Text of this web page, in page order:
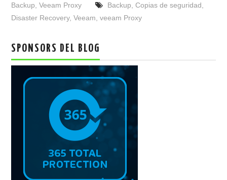
Backup ,Veeam Proxy Backup Copias de seguridad
Disaster Recovery,Veeam ,veeam Proxy
SPONSORS DEL BLOG